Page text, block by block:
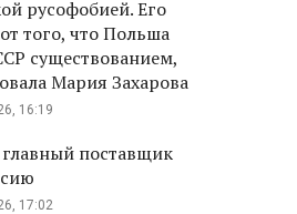
русофобией. Его
того, что Польша
существованием,
Мария Захарова
16:19
главный поставщик
17:02